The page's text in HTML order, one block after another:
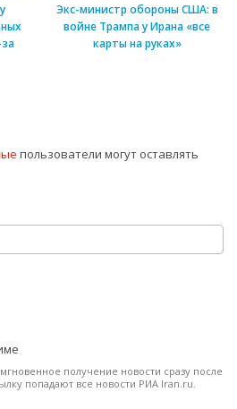
Экс-министр обороны США: в
войне Трампа у Ирана «все
карты на руках»
пользователи могут оставлять
получение новости сразу после
попадают все новости РИА Iran.ru.